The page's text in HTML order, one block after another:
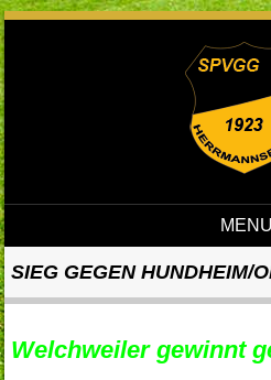
MENU
SIEG GEGEN HUNDHEIM/
Welchweiler gewinnt